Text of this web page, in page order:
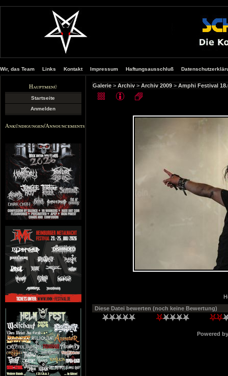
Wir, das Team Links Kontakt Impressum Haftungsausschluß
Hauptmenü
Startseite
Anmelden
Ankündigungen/Announcements
Galerie > Archiv > Archiv 2009 > Amphi Festival
Diese Datei bewerten (noch keine Bewertung)
Powered